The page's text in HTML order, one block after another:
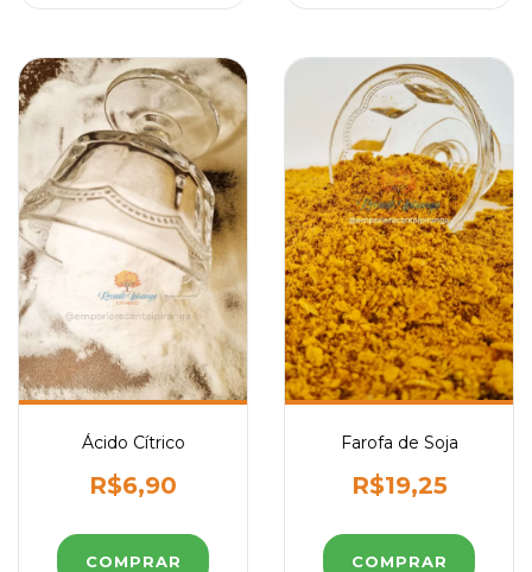
Ácido Cítrico
R$6,90
COMPRAR
Farofa de Soja
R$19,25
COMPRAR